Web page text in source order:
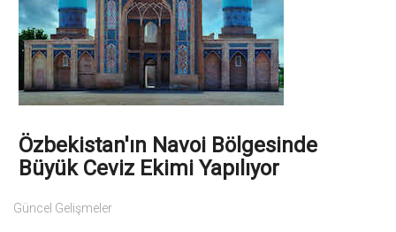
Özbekistan'ın Navoi Bölgesinde
Büyük Ceviz Ekimi Yapılıyor
Güncel Gelişmeler